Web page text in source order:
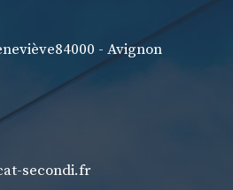
84000 - Avignon
secondi.fr